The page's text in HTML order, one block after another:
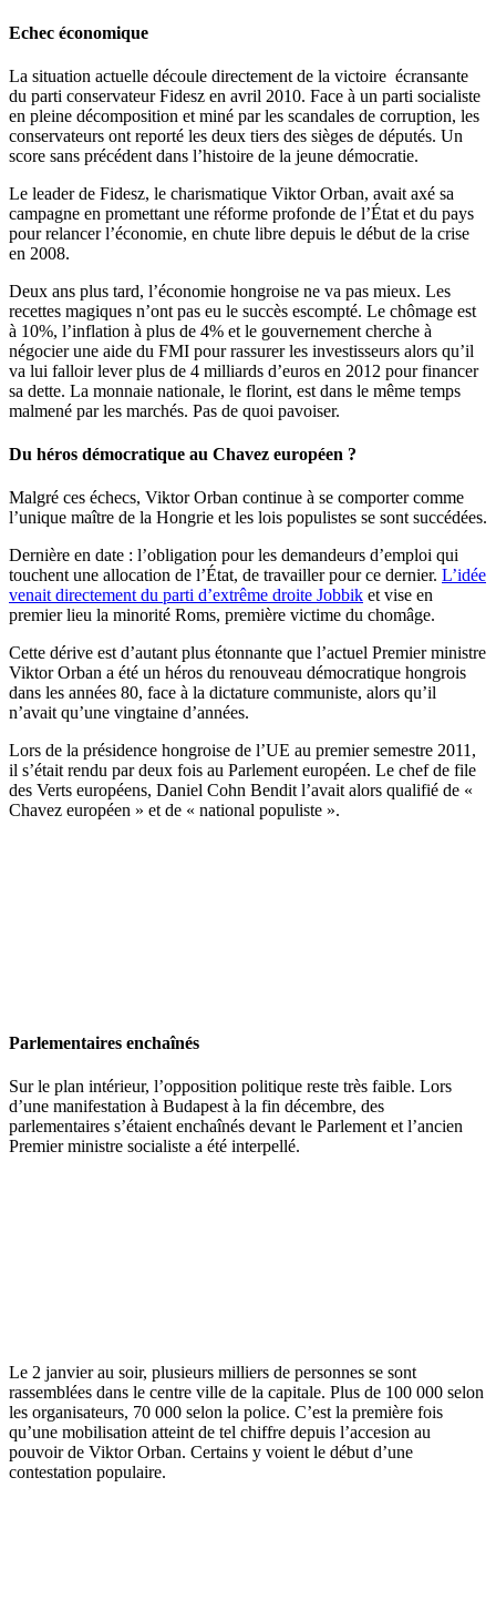
Echec économique
La situation actuelle découle directement de la victoire écransante
du parti conservateur Fidesz en avril 2010. Face à un parti socialiste
en pleine décomposition et miné par les scandales de corruption, les
conservateurs ont reporté les deux tiers des sièges de députés. Un
score sans précédent dans l’histoire de la jeune démocratie.
Le leader de Fidesz, le charismatique Viktor Orban, avait axé sa
campagne en promettant une réforme profonde de l’État et du pays
pour relancer l’économie, en chute libre depuis le début de la crise
en 2008.
Deux ans plus tard, l’économie hongroise ne va pas mieux. Les
recettes magiques n’ont pas eu le succès escompté. Le chômage est
à 10%, l’inflation à plus de 4% et le gouvernement cherche à
négocier une aide du FMI pour rassurer les investisseurs alors qu’il
va lui falloir lever plus de 4 milliards d’euros en 2012 pour financer
sa dette. La monnaie nationale, le florint, est dans le même temps
malmené par les marchés. Pas de quoi pavoiser.
Du héros démocratique au Chavez européen ?
Malgré ces échecs, Viktor Orban continue à se comporter comme
l’unique maître de la Hongrie et les lois populistes se sont succédées.
Dernière en date : l’obligation pour les demandeurs d’emploi qui
touchent une allocation de l’État, de travailler pour ce dernier. L’idée
venait directement du parti d’extrême droite Jobbik et vise en
premier lieu la minorité Roms, première victime du chomâge.
Cette dérive est d’autant plus étonnante que l’actuel Premier ministre
Viktor Orban a été un héros du renouveau démocratique hongrois
dans les années 80, face à la dictature communiste, alors qu’il
n’avait qu’une vingtaine d’années.
Lors de la présidence hongroise de l’UE au premier semestre 2011,
il s’était rendu par deux fois au Parlement européen. Le chef de file
des Verts européens, Daniel Cohn Bendit l’avait alors qualifié de «
Chavez européen » et de « national populiste ».
Parlementaires enchaînés
Sur le plan intérieur, l’opposition politique reste très faible. Lors
d’une manifestation à Budapest à la fin décembre, des
parlementaires s’étaient enchaînés devant le Parlement et l’ancien
Premier ministre socialiste a été interpellé.
Le 2 janvier au soir, plusieurs milliers de personnes se sont
rassemblées dans le centre ville de la capitale. Plus de 100 000 selon
les organisateurs, 70 000 selon la police. C’est la première fois
qu’une mobilisation atteint de tel chiffre depuis l’accesion au
pouvoir de Viktor Orban. Certains y voient le début d’une
contestation populaire.